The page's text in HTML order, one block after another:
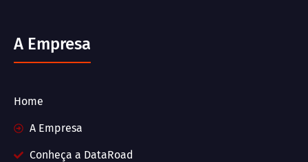
A Empresa
Home
A Empresa
Conheça a DataRoad